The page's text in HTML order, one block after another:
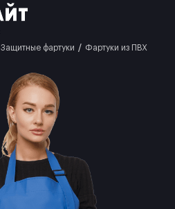
Защитные фартуки Фартуки из ПВХ